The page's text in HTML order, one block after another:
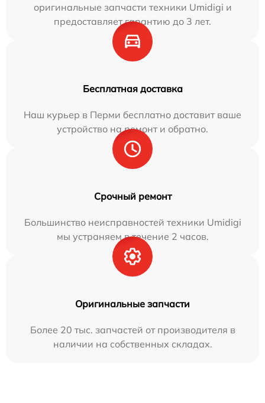
оригинальные запчасти техники Umidigi и
предоставляет гарантию до 3 лет.
Бесплатная доставка
Наш курьер в Перми бесплатно доставит ваше
устройство на ремонт и обратно.
Срочный ремонт
Большинство неисправностей техники Umidigi
мы устраняем в течение 2 часов.
Оригинальные запчасти
Более 20 тыс. запчастей от производителя в
наличии на собственных складах.